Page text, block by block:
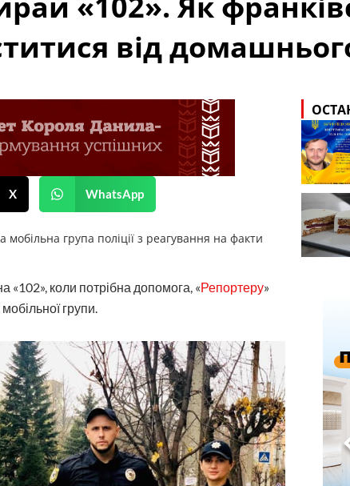
від
X WhatsApp
група поліції з реагування на факти
«102», коли потрібна допомога, «Репортеру»
групи.